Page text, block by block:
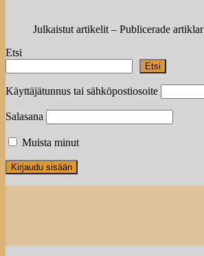
Julkaistut artikelit – Publicerade artiklar
Etsi
Etsi
Käyttäjätunnus tai sähköpostiosoite
Salasana
Muista minut